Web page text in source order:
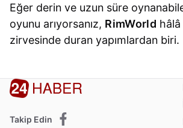
Eğer derin ve uzun süre
oyunu arıyorsanız, RimWorld
zirvesinde duran yapımlardan biri.
Takip Edin